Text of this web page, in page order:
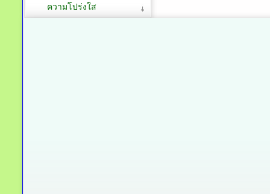
ความโปร่งใส